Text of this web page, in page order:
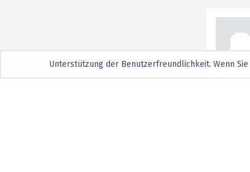
Unterstützung der Benutzerfreundlichkeit. Wenn